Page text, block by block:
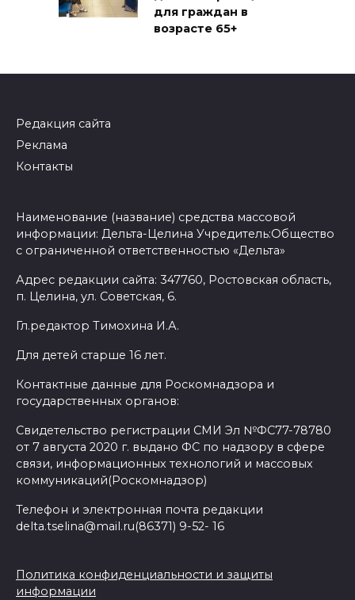
для граждан в
возрасте 65+
Редакция сайта
Реклама
Контакты
Наименование (название) средства массовой
информации: Дельта-Целина Учредитель:Общество
с ограниченной ответственностью «Дельта»
Адрес редакции сайта: 347760, Ростовская область,
п. Целина, ул. Советская, 6.
Гл.редактор Тимохина И.А.
Для детей старше 16 лет.
Контактные данные для Роскомнадзора и
государственных органов:
Свидетельство регистрации СМИ Эл №ФС77-78780
от 7 августа 2020 г. выдано ФС по надзору в сфере
связи, информационных технологий и массовых
коммуникаций(Роскомнадзор)
Телефон и электронная почта редакции
delta.tselina@mail.ru(86371) 9-52- 16
Политика конфиденциальности и защиты
информации